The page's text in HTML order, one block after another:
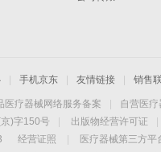
手机京东 友情链接 销售
医疗器械网络服务备案 自营医
)字150号
出版物经营许可证
经营证照 医疗器械第三方